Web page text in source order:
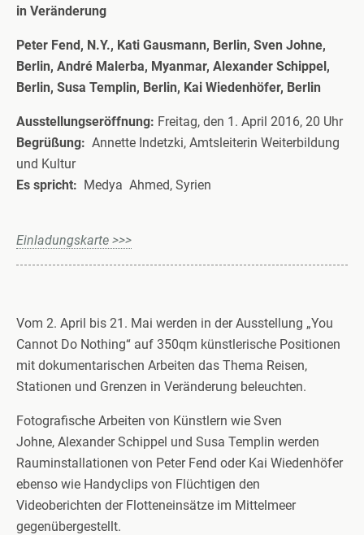
in Veränderung
Peter Fend, N.Y., Kati Gausmann, Berlin, Sven Johne,
Berlin, André Malerba, Myanmar, Alexander Schippel,
Berlin, Susa Templin, Berlin, Kai Wiedenhöfer, Berlin
Ausstellungseröffnung: Freitag, den 1. April 2016, 20 Uhr
Begrüßung: Annette Indetzki, Amtsleiterin Weiterbildung
und Kultur
Es spricht: Medya Ahmed, Syrien
Einladungskarte >>>
Vom 2. April bis 21. Mai werden in der Ausstellung „You
Cannot Do Nothing“ auf 350qm künstlerische Positionen
mit dokumentarischen Arbeiten das Thema Reisen,
Stationen und Grenzen in Veränderung beleuchten.
Fotografische Arbeiten von Künstlern wie Sven
Johne, Alexander Schippel und Susa Templin werden
Rauminstallationen von Peter Fend oder Kai Wiedenhöfer
ebenso wie Handyclips von Flüchtigen den
Videoberichten der Flotteneinsätze im Mittelmeer
gegenübergestellt.